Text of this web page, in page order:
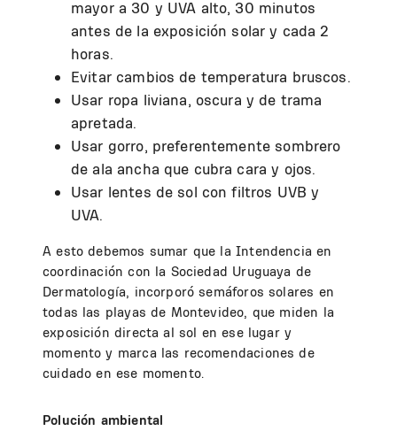
mayor a 30 y UVA alto, 30 minutos
antes de la exposición solar y cada 2
horas.
Evitar cambios de temperatura bruscos.
Usar ropa liviana, oscura y de trama
apretada.
Usar gorro, preferentemente sombrero
de ala ancha que cubra cara y ojos.
Usar lentes de sol con filtros UVB y
UVA.
A esto debemos sumar que la Intendencia en
coordinación con la Sociedad Uruguaya de
Dermatología, incorporó semáforos solares en
todas las playas de Montevideo, que miden la
exposición directa al sol en ese lugar y
momento y marca las recomendaciones de
cuidado en ese momento.
Polución ambiental